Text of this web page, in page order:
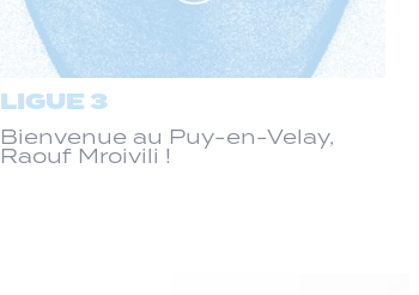
LIGUE 3
Bienvenue au Puy-en-Velay,
Raouf Mroivili !